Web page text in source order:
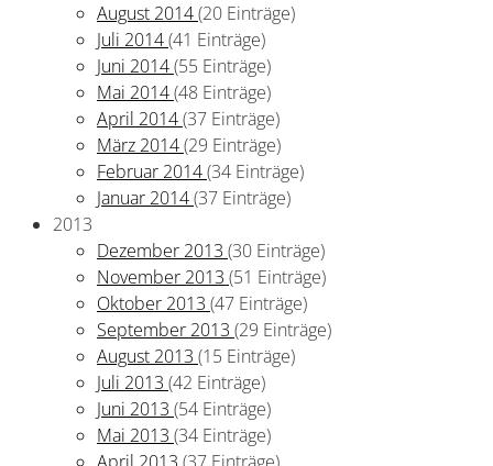
August 2014(20 Einträge)
Juli 2014(41 Einträge)
Juni 2014(55 Einträge)
Mai 2014(48 Einträge)
April 2014(37 Einträge)
März 2014(29 Einträge)
Februar 2014(34 Einträge)
Januar 2014(37 Einträge)
2013
Dezember 2013 (30 Einträge)
November 2013 (51 Einträge)
Oktober 2013 (47 Einträge)
September 2013 (29 Einträge)
August 2013 (15 Einträge)
Juli 2013 (42 Einträge)
Juni 2013 (54 Einträge)
Mai 2013 (34 Einträge)